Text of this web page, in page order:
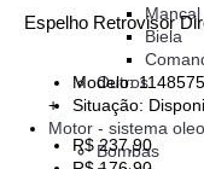
Mancal
Biela
Outros
+
Motor - sistema oleo
Bombas
Espelho Retrovisor
Modelo:
Situação:
R$ 237,90